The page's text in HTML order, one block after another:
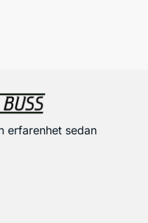
erfarenhet sedan